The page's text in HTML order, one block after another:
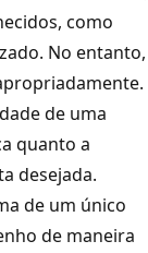
como
No entanto,
de uma
quanto a
desejada.
de um único
de maneira